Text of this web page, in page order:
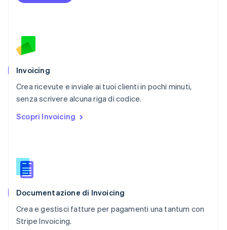
Invoicing
Crea ricevute e inviale ai tuoi clienti in pochi minuti,
senza scrivere alcuna riga di codice.
Scopri Invoicing
Documentazione di Invoicing
Crea e gestisci fatture per pagamenti una tantum con
Stripe Invoicing.
Paesi Bassi
English
Portogallo
RAS di Hong Kong, Cina
English
Regno Unito
English
English
English
Slovacchia
Slovenia
Spagna
EspañolEnglish